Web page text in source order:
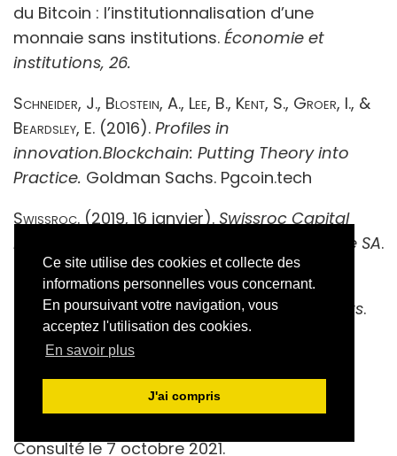
Ce site utilise des cookies et collecte des
informations personnelles vous concernant.
En poursuivant votre navigation, vous
acceptez l'utilisation des cookies.
En savoir plus
J'ai compris
du Bitcoin : l’institutionnalisation d’une
monnaie sans institutions. Économie et
institutions, 26.
Schneider, J., Blostein, A., Lee, B., Kent, S., Groer, I., &
Beardsley, E. (2016). Profiles in
innovation.Blockchain: Putting Theory into
Practice. Goldman Sachs. Pgcoin.tech
Swissroc. (2019, 16 janvier). Swissroc Capital
Holding SA entre au capital de Tokenestate SA.
Swissroc.ch.Consulté le 7 octobre 2021.
Szabo, N.(1997).The Idea of Smart Contracts.
Nick Szabo’s Papers and Concise Tutorials.
Nakamotoinstitute.org
. (2020, 02 mars).
Consulté le 7 octobre 2021.